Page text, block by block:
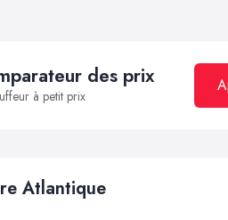
des prix
à petit prix
Atlantique